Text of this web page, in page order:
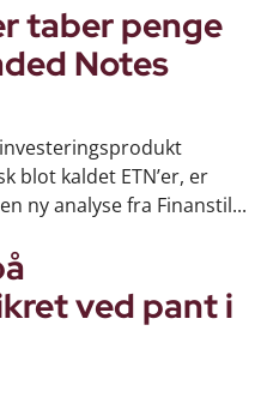
taber penge
Notes
blot kaldet ETN’er, er
ny analyse fra Finanstil...
ved pant i